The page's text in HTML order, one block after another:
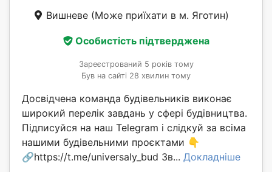
Вишневе (Може приїхати в м. Яготин)
Особистість підтверджена
Зареєстрований 5 років тому
Був на сайті 28 хвилин тому
Досвідчена команда будівельників виконає
широкий перелік завдань у сфері будівництва.
Підписуйся на наш Telegram і слідкуй за всіма
нашими будівельними проєктами 👇
🔗https://t.me/universaly_bud Зв... Докладніше